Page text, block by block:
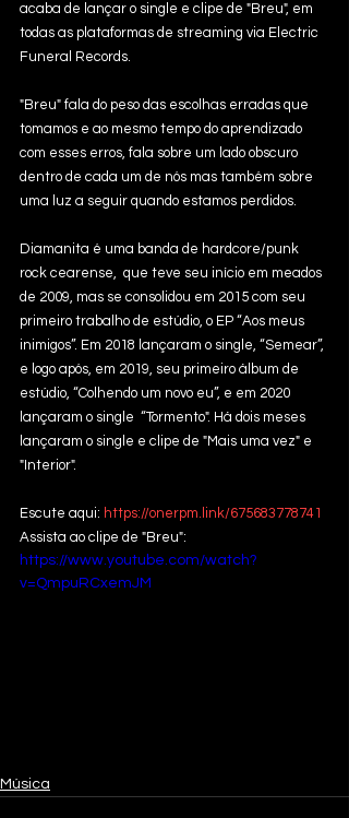
acaba de lançar o single e clipe de "Breu", em
todas as plataformas de streaming via Electric
Funeral Records.
"Breu" fala do peso das escolhas erradas que
tomamos e ao mesmo tempo do aprendizado
com esses erros, fala sobre um lado obscuro
dentro de cada um de nós mas também sobre
uma luz a seguir quando estamos perdidos.
Diamanita é uma banda de hardcore/punk
rock cearense,  que teve seu início em meados
de 2009, mas se consolidou em 2015 com seu
primeiro trabalho de estúdio, o EP “Aos meus
inimigos”. Em 2018 lançaram o single, “Semear”,
e logo após, em 2019, seu primeiro álbum de
estúdio, “Colhendo um novo eu”, e em 2020
lançaram o single  “Tormento". Há dois meses
lançaram o single e clipe de "Mais uma vez" e
"Interior".
Escute aqui: https://onerpm.link/675683778741
Assista ao clipe de "Breu":
https://www.youtube.com/watch?
v=QmpuRCxemJM
Música